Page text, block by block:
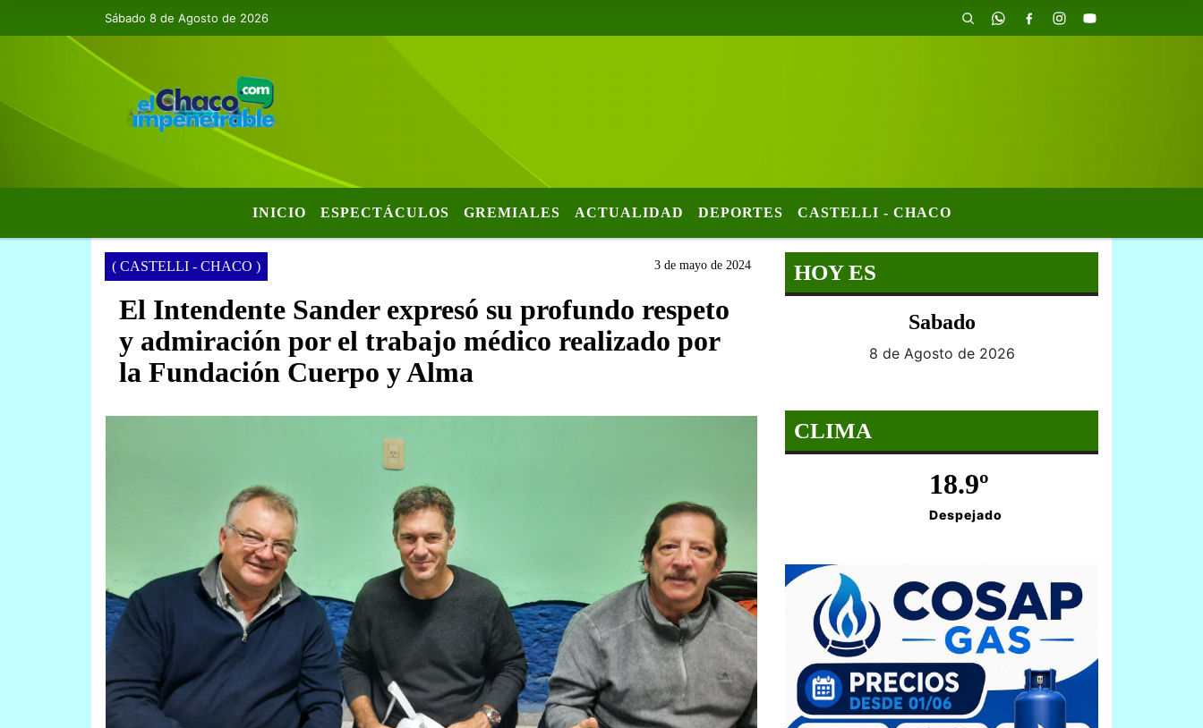
Sábado 8 de Agosto de 2026
INICIO ESPECTÁCULOS GREMIALES ACTUALIDAD DEPORTES CASTELLI - CHACO
( CASTELLI - CHACO ) 3 de mayo de 2024
El Intendente Sander expresó su profundo respeto
y admiración por el trabajo médico realizado por
la Fundación Cuerpo y Alma
HOY ES
Sabado
8 de Agosto de 2026
CLIMA
18.9º
Despejado